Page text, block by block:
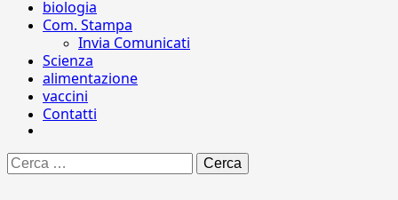
biologia
Com. Stampa
Invia Comunicati
Scienza
alimentazione
vaccini
Contatti
Ricerca
per: